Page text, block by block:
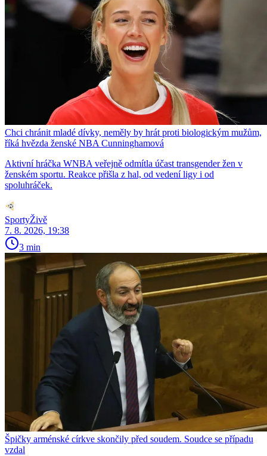
Chci chránit mladé dívky, neměly by hrát proti biologickým mužům,
říká hvězda ženské NBA Cunninghamová
Aktivní hráčka WNBA veřejně odmítla účast transgender žen v
ženském sportu. Reakce přišla z hal, od vedení ligy i od
spoluhráček.
SportyŽivě
7. 8. 2026, 19:38
3 min
Špičky arménské církve skončily před soudem. Soudce se případu
vzdal